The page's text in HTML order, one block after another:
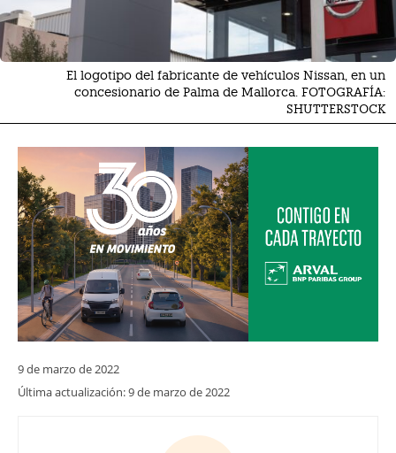
El logotipo del fabricante de vehículos Nissan, en un
concesionario de Palma de Mallorca. FOTOGRAFÍA:
SHUTTERSTOCK
9 de marzo de 2022
Última actualización:9 de marzo de 2022